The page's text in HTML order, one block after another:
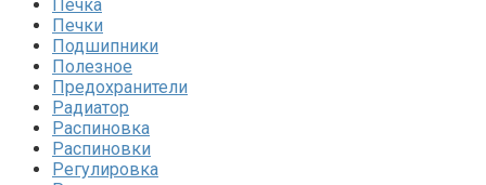
Печка
Печки
Подшипники
Полезное
Предохранители
Радиатор
Распиновка
Распиновки
Регулировка